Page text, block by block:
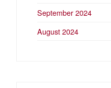
September 2024
August 2024